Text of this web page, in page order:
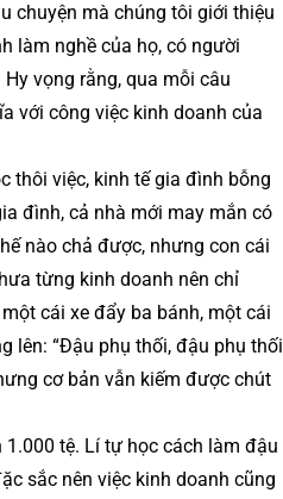
chuyện mà chúng tôi giới thiệu
làm nghề của họ, có người
vọng rằng, qua mỗi câu
với công việc kinh doanh của
thôi việc, kinh tế gia đình bỗng
đình, cả nhà mới may mắn có
nào chả được, nhưng con cái
từng kinh doanh nên chỉ
cái xe đẩy ba bánh, một cái
lên: “Đậu phụ thối, đậu phụ thối
cơ bản vẫn kiếm được chút
tệ. Lí tự học cách làm đậu
sắc nên việc kinh doanh cũng